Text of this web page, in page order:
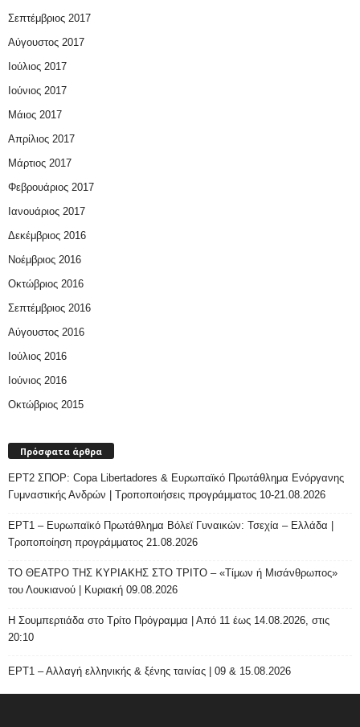
Σεπτέμβριος 2017
Αύγουστος 2017
Ιούλιος 2017
Ιούνιος 2017
Μάιος 2017
Απρίλιος 2017
Μάρτιος 2017
Φεβρουάριος 2017
Ιανουάριος 2017
Δεκέμβριος 2016
Νοέμβριος 2016
Οκτώβριος 2016
Σεπτέμβριος 2016
Αύγουστος 2016
Ιούλιος 2016
Ιούνιος 2016
Οκτώβριος 2015
Πρόσφατα άρθρα
ΕΡΤ2 ΣΠΟΡ: Copa Libertadores & Ευρωπαϊκό Πρωτάθλημα Ενόργανης
Γυμναστικής Ανδρών | Τροποποιήσεις προγράμματος 10-21.08.2026
ΕΡΤ1 – Ευρωπαϊκό Πρωτάθλημα Βόλεϊ Γυναικών: Τσεχία – Ελλάδα |
Τροποποίηση προγράμματος 21.08.2026
ΤΟ ΘΕΑΤΡΟ ΤΗΣ ΚΥΡΙΑΚΗΣ ΣΤΟ ΤΡΙΤΟ – «Τίμων ή Μισάνθρωπος»
του Λουκιανού | Κυριακή 09.08.2026
H Σουμπερτιάδα στο Τρίτο Πρόγραμμα | Από 11 έως 14.08.2026, στις
20:10
ΕΡΤ1 – Αλλαγή ελληνικής & ξένης ταινίας | 09 & 15.08.2026